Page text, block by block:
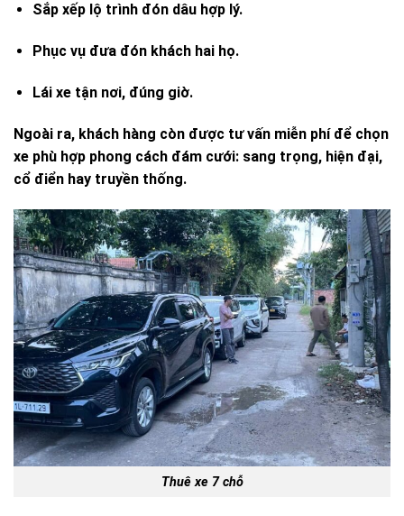
Sắp xếp lộ trình đón dâu hợp lý.
Phục vụ đưa đón khách hai họ.
Lái xe tận nơi, đúng giờ.
Ngoài ra, khách hàng còn được tư vấn miễn phí để chọn
xe phù hợp phong cách đám cưới: sang trọng, hiện đại,
cổ điển hay truyền thống.
Thuê xe 7 chỗ